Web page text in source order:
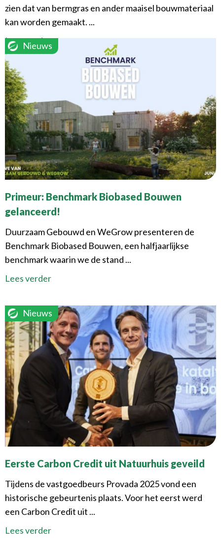
zien dat van bermgras en ander maaisel bouwmateriaal
kan worden gemaakt. ...
Lees verder
Nieuws
Primeur: Benchmark Biobased Bouwen
gelanceerd!
Duurzaam Gebouwd en WeGrow presenteren de
Benchmark Biobased Bouwen, een halfjaarlijkse
benchmark waarin we de stand ...
Lees verder
Nieuws
Eerste Carbon Credit uit Natuurhuis geveild
Tijdens de vastgoedbeurs Provada 2025 vond een
historische gebeurtenis plaats. Voor het eerst werd
een Carbon Credit uit ...
Lees verder